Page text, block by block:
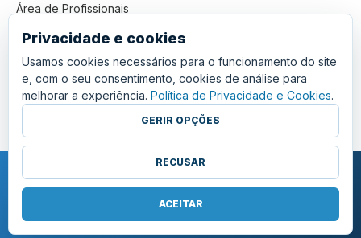
Área de Profissionais
Como Funciona
Lista de Pedidos em Aberto
Como Ganhar mais Obras
Perguntas Frequentes
COPYRIGHT © 2011 - 2026 SGSI. TODOS OS DIREITOS RESERVADOS.
POLÍTICA DE PRIVACIDADE E COOKIES
TERMOS E CONDIÇÕES GERAIS·GERIR COOKIES
Privacidade e cookies
Usamos cookies necessários para o funcionamento do site
e, com o seu consentimento, cookies de análise para
melhorar a experiência. Política de Privacidade e Cookies.
GERIR OPÇÕES
RECUSAR
ACEITAR